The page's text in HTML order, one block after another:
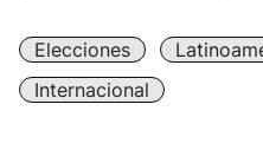
Elecciones
Internacional